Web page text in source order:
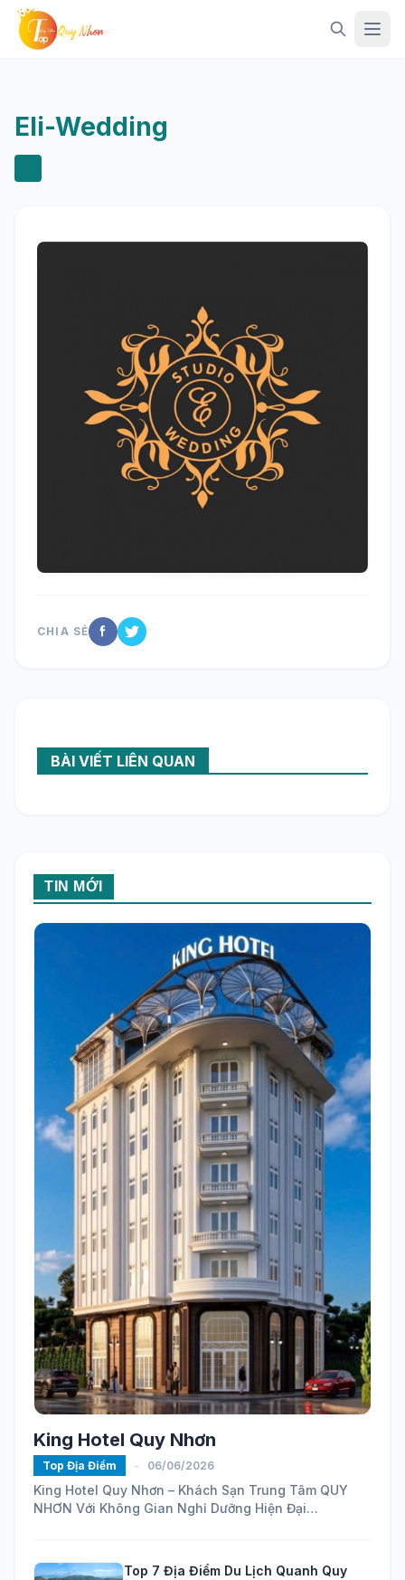
Mở
Eli-Wedding
CHIA SẺ
BÀI VIẾT LIÊN QUAN
TIN MỚI
King Hotel Quy Nhơn
Top Địa Điểm - 06/06/2026
King Hotel Quy Nhơn – Khách Sạn Trung Tâm QUY
NHƠN Với Không Gian Nghỉ Dưỡng Hiện Đại
Top 7 Địa Điểm Du Lịch Quanh Quy